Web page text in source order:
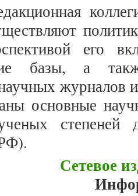
его
базы, а
журналов
основные
степеней
Сетевое